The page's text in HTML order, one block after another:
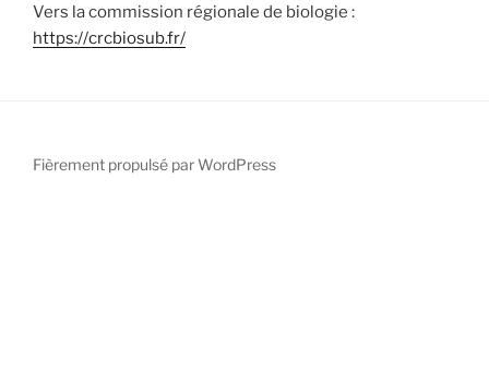
Vers la commission régionale de biologie :
https://crcbiosub.fr/
Fièrement propulsé par WordPress